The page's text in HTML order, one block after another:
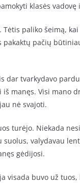
klasės
paliko šeimą,
pačių
dar tvarkydavo
manęs. Visi mano
nė svajoti.
turėjo. Niekada
valydavau
gėdijosi.
visada buvo už